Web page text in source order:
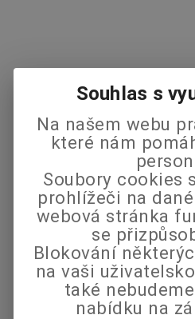
Souhlas s
Na našem webu
které nám
Soubory cookies
prohlížeči na
webová stránka
se
Blokování
na vaši
také
nabídku na